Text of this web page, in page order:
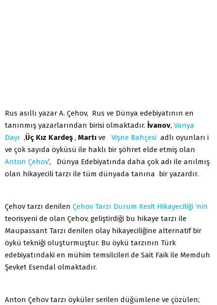
Rus asıllı yazar A. Çehov, Rus ve Dünya edebiyatının en
tanınmış yazarlarından birisi olmaktadır. İvanov, Vanya
Dayı ,Üç Kız Kardeş , Martı ve Vişne Bahçesi adlı oyunları i
ve çok sayıda öyküsü ile haklı bir şöhret elde etmiş olan
Anton Çehov’, Dünya Edebiyatında daha çok adı ile anılmış
olan hikayecili tarzı ile tüm dünyada tanına bir yazardır.
Çehov tarzı denilen Çehov Tarzı Durum Kesit Hikayeciliği ‘nin
teorisyeni de olan Çehov, geliştirdiği bu hikaye tarzı ile
Maupassant Tarzı denilen olay hikayeciliğine alternatif bir
öykü tekniği oluşturmuştur. Bu öykü tarzının Türk
edebiyatındaki en mühim temsilcileri de Sait Faik ile Memduh
Şevket Esendal olmaktadır.
Anton Çehov tarzı öyküler serilen düğümlene ve çözülen;